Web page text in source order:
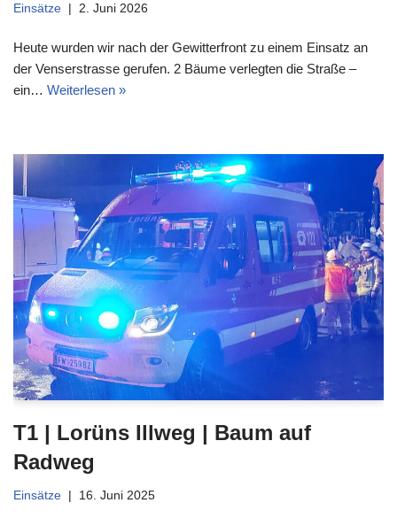
Einsätze 2. Juni 2026
Heute wurden wir nach der Gewitterfront zu einem Einsatz an
der Venserstrasse gerufen. 2 Bäume verlegten die Straße –
ein… Weiterlesen »
T1 | Lorüns Illweg | Baum auf
Radweg
Einsätze 16. Juni 2025